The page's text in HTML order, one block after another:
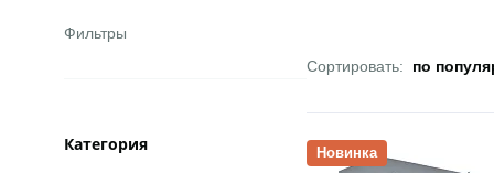
Фильтры
Категория
Сортировать: по
Новинка
Открыть товар